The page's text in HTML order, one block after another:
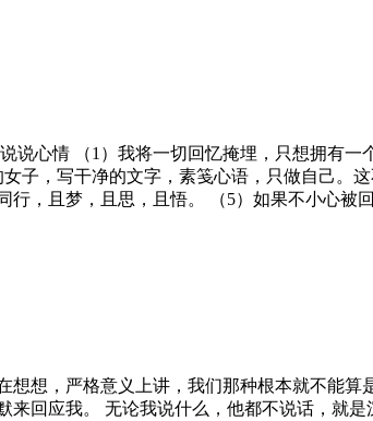
心情 （1）我将一切回忆掩埋，只想拥有
子，写干净的文字，素笺心语，只做自己。
，且梦，且思，且悟。 （5）如果不小心被
想，严格意义上讲，我们那种根本就不能
回应我。 无论我说什么，他都不说话，就